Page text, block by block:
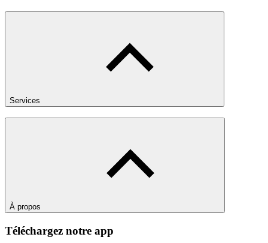
Services
À propos
Téléchargez notre app